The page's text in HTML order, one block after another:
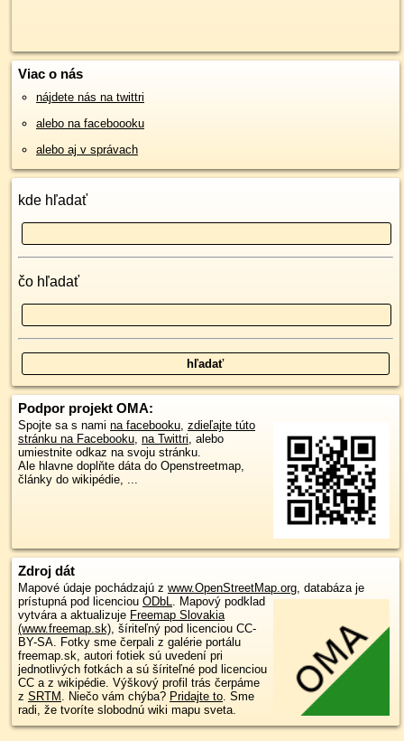
Viac o nás
nájdete nás na twittri
alebo na faceboooku
alebo aj v správach
kde hľadať
čo hľadať
Podpor projekt OMA:
Spojte sa s nami na facebooku, zdieľajte túto
stránku na Facebooku, na Twittri, alebo
umiestnite odkaz na svoju stránku.
Ale hlavne doplňte dáta do Openstreetmap,
články do wikipédie, ...
Zdroj dát
Mapové údaje pochádzajú z www.OpenStreetMap.org, databáza je
prístupná pod licenciou ODbL. Mapový podklad
vytvára a aktualizuje Freemap Slovakia
(www.freemap.sk), šíriteľný pod licenciou CC-
BY-SA. Fotky sme čerpali z galérie portálu
freemap.sk, autori fotiek sú uvedení pri
jednotlivých fotkách a sú šíriteľné pod licenciou
CC a z wikipédie. Výškový profil trás čerpáme
z SRTM . Niečo vám chýba? Pridajte to. Sme
radi, že tvoríte slobodnú wiki mapu sveta.